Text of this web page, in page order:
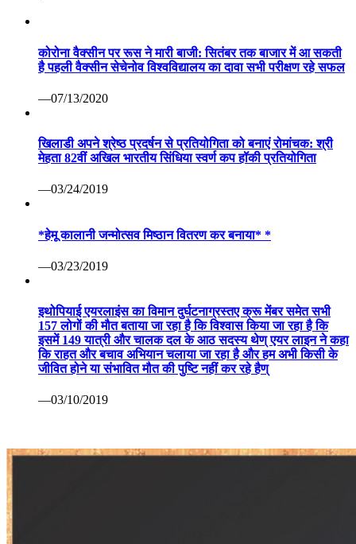
कोरोना वैक्सीन पर रूस ने मारी बाजी: सितंबर तक बाजार में आ सकती
है पहली वैक्सीन सेचेनोव विश्वविद्यालय का दावा सभी परीक्षण रहे सफल
—07/13/2020
खिलाडी अपने श्रेष्ठ प्रदर्षन से प्रतियोगिता को बनाएं रोमांचक: श्री
मेहता 82वीं अखिल भारतीय सिंधिया स्वर्ण कप हॉकी प्रतियोगिता
—03/24/2019
*हेमू कालानी जन्मोत्सव मिष्ठान वितरण कर बनाया* *
—03/23/2019
इथोपियाई एयरलाइंस का विमान दुर्घटनाग्रस्तए क्रू मेंबर समेत सभी
157 लोगों की मौत बताया जा रहा है कि विश्वास किया जा रहा है कि
इसमें 149 यात्री और चालक दल के आठ सदस्य थेण् एयर लाइन ने कहा
कि राहत और बचाव अभियान चलाया जा रहा है और हम अभी किसी के
जीवित होने या संभावित मौत की पुष्टि नहीं कर रहे हैण्
—03/10/2019